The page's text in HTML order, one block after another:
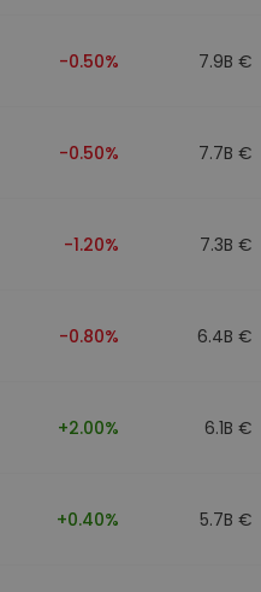
-0.50% 7.9B €
-0.50% 7.7B €
-1.20% 7.3B €
-0.80% 6.4B €
+2.00% 6.1B €
+0.40% 5.7B €